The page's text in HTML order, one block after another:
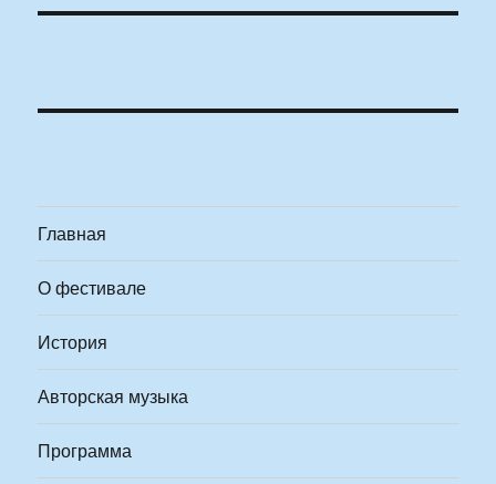
Главная
О фестивале
История
Авторская музыка
Программа